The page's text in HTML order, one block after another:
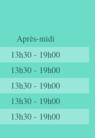
Après-midi
13h30 - 19h00
13h30 - 19h00
13h30 - 19h00
13h30 - 19h00
13h30 - 19h00